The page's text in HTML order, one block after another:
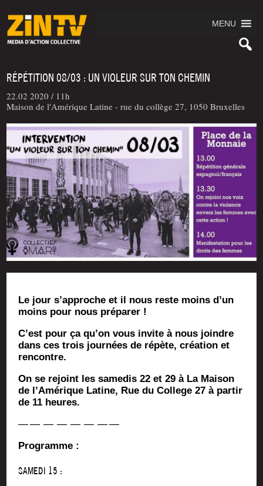
MENU
RÉPÉTITION 08/03 : UN VIOLEUR SUR TON CHEMIN
22.02 2020 / 11h
Maison de l'Amérique Latine - rue du collège 27, 1050 Bruxelles
Le jour s’ap­proche et il nous reste moins d’un
moins pour nous préparer !
C’est pour ça qu’on vous invite à nous joindre
dans ces trois jour­nées de répète, créa­tion et
rencontre.
On se rejoint les same­dis 22 et 29 à La Mai­son
de l’A­mé­rique Latine, Rue du Col­lege 27 à par­tir
de 11 heures.
— — — — — — — —
Pro­gramme :
SAMEDI 15 :